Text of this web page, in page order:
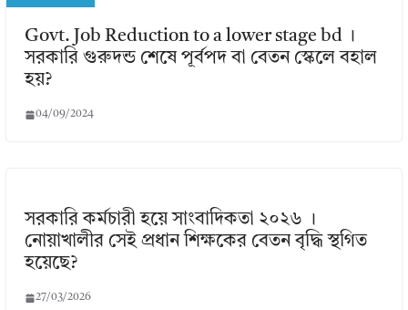
Govt. Job Reduction to a lower stage bd ।
সরকারি গুরুদন্ড শেষে পূর্বপদ বা বেতন স্কেলে বহাল
হয়?
04/09/2024
সরকারি কর্মচারী হয়ে সাংবাদিকতা ২০২৬ ।
নোয়াখালীর সেই প্রধান শিক্ষকের বেতন বৃদ্ধি স্থগিত
হয়েছে?
27/03/2026